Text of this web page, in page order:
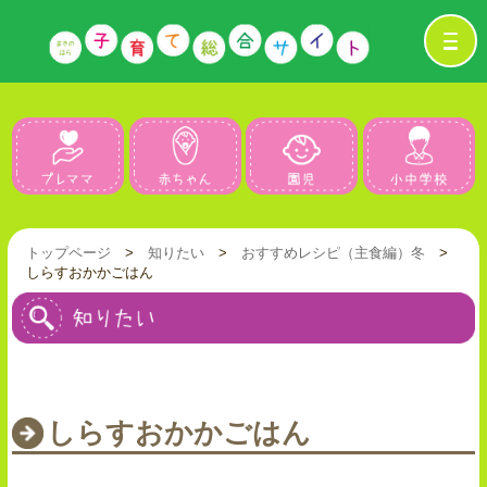
プレママ 赤ちゃん 園児
トップページ > 知りたい> おすすめレシピ（主食編） 冬 >
しらすおかかごはん
しらすおかかごはん